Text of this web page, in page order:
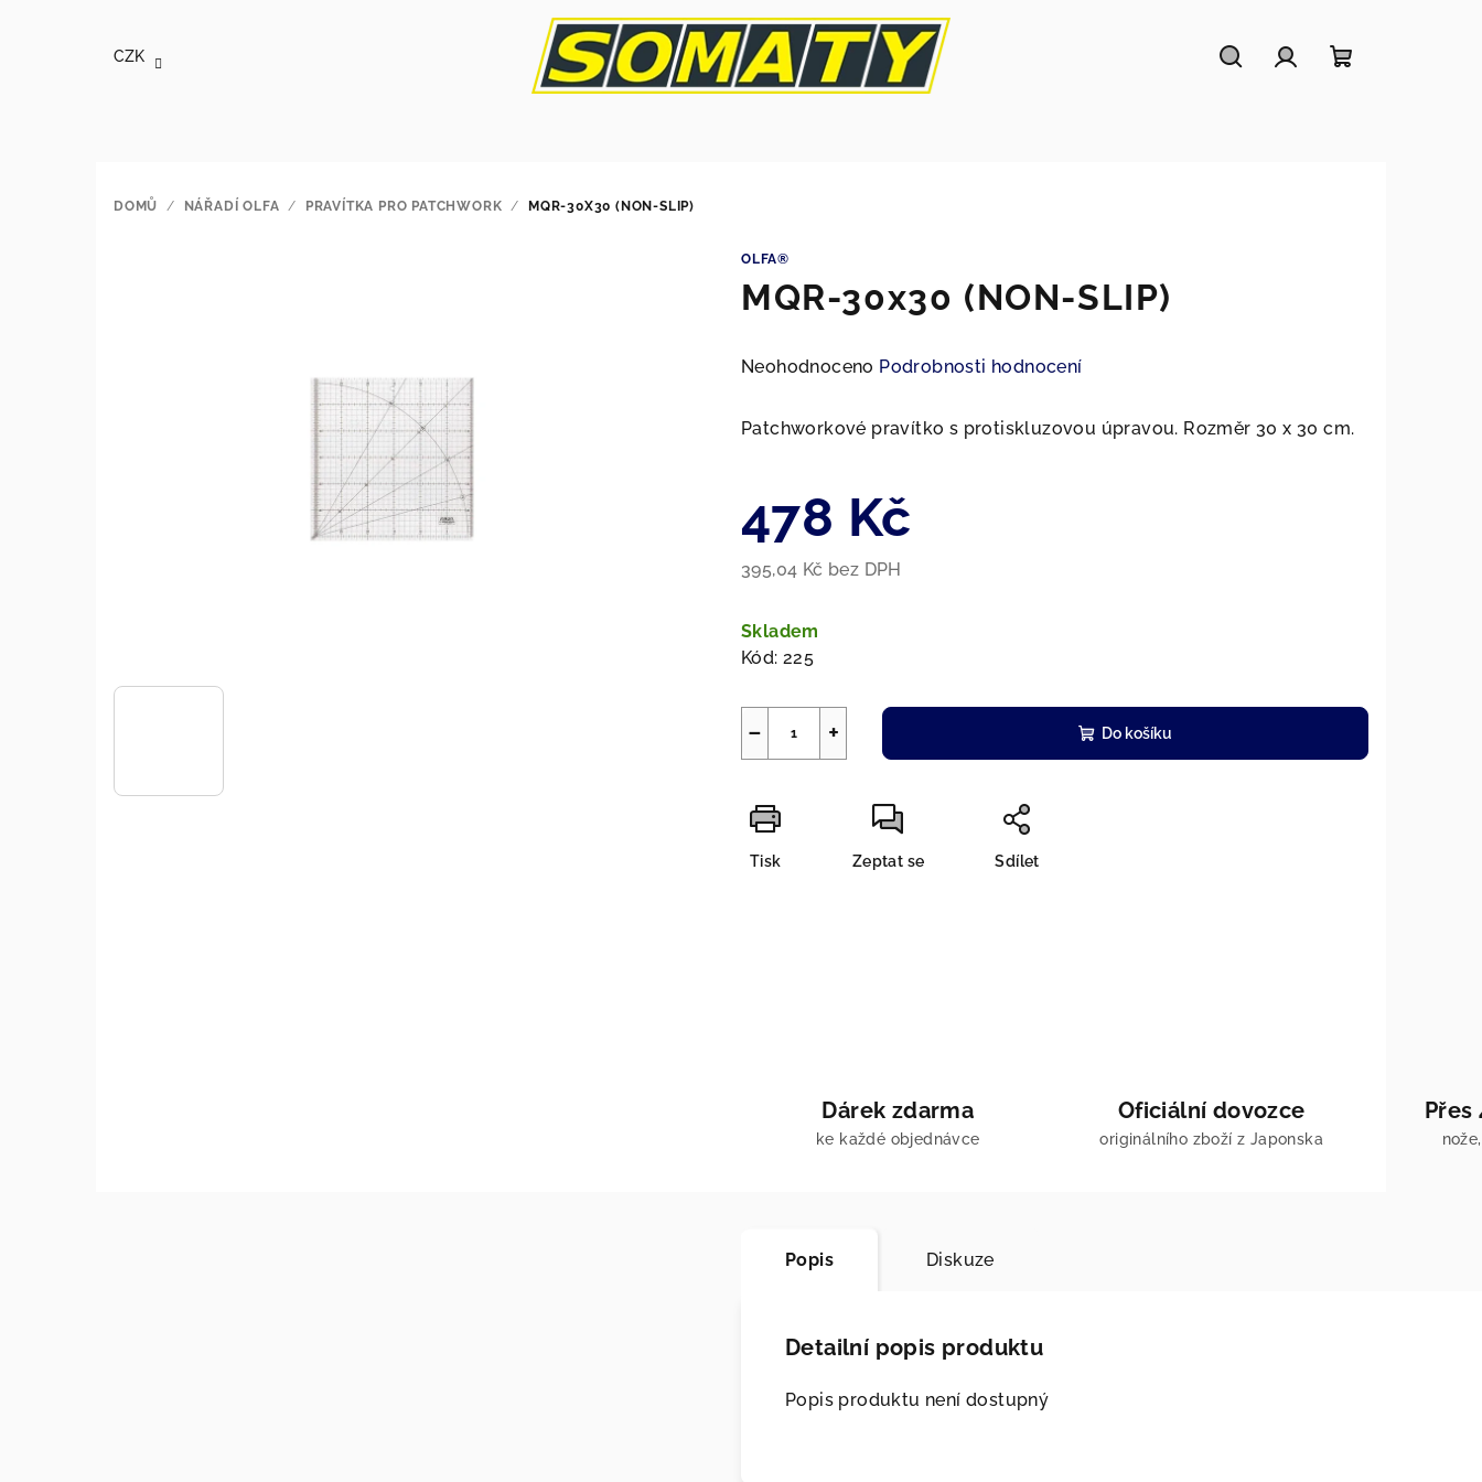
CZK
DOMŮ / NÁŘADÍ OLFA / PRAVÍTKA PRO PATCHWORK / MQR-30X30 (NON-SLIP)
OLFA®
MQR-30x30 (NON-SLIP)
Průměrné
produktu
5
Neohodnoceno Podrobnosti hodnocení
Patchworkové pravítko s protiskluzovou úpravou. Rozměr 30 x 30 cm.
478 Kč
395,04 Kč bez DPH
cena:
Skladem
Kód: 225
+
− Do košíku
Tisk Zeptat se Sdílet
Dárek zdarma
ke každé objednávce
Oficiální dovozce
originálního zboží z Japonska
Přes
Popis Diskuze
Detailní popis produktu
Popis produktu není dostupný